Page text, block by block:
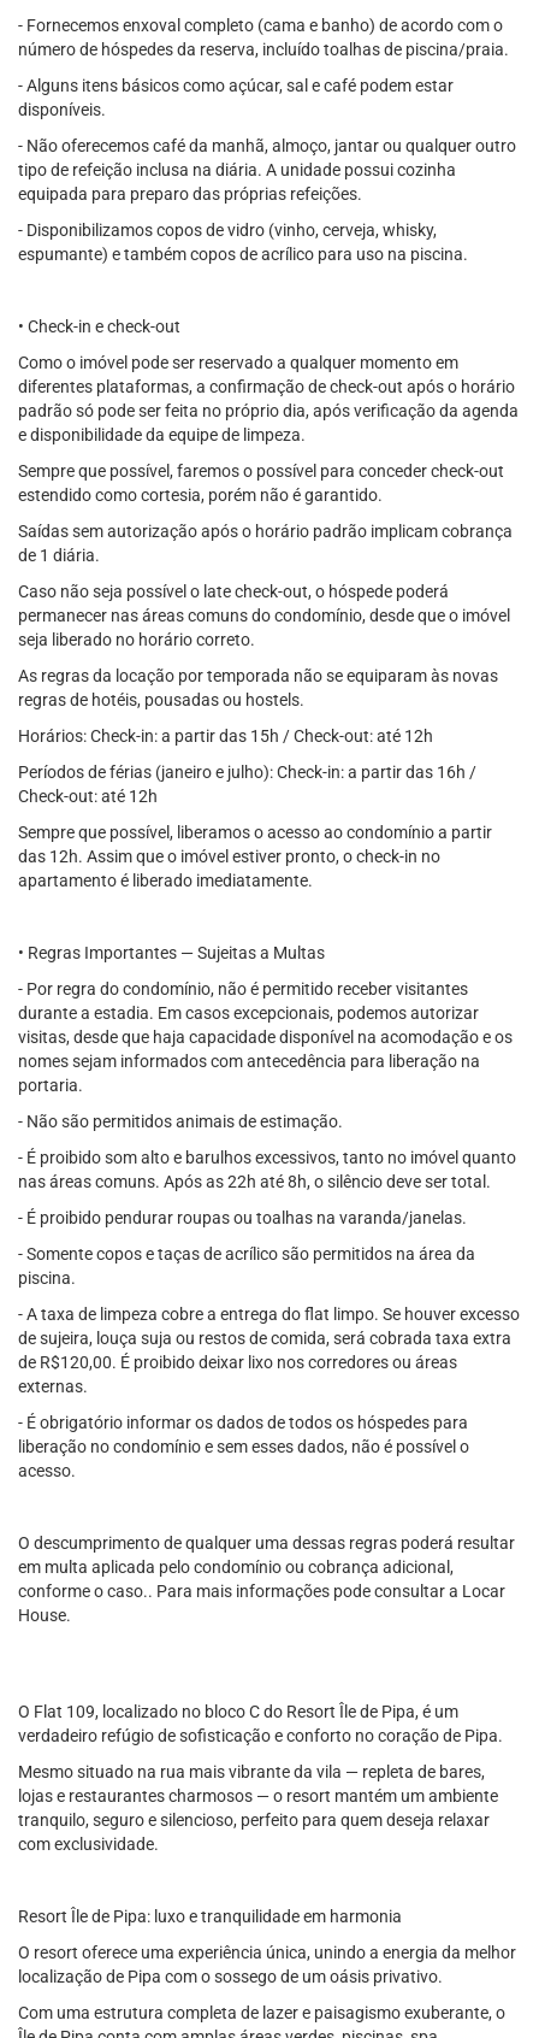
- Fornecemos enxoval completo (cama e banho) de acordo com o
número de hóspedes da reserva, incluído toalhas de piscina/praia.
- Alguns itens básicos como açúcar, sal e café podem estar
disponíveis.
- Não oferecemos café da manhã, almoço, jantar ou qualquer outro
tipo de refeição inclusa na diária. A unidade possui cozinha
equipada para preparo das próprias refeições.
- Disponibilizamos copos de vidro (vinho, cerveja, whisky,
espumante) e também copos de acrílico para uso na piscina.
• Check-in e check-out
Como o imóvel pode ser reservado a qualquer momento em
diferentes plataformas, a confirmação de check-out após o horário
padrão só pode ser feita no próprio dia, após verificação da agenda
e disponibilidade da equipe de limpeza.
Sempre que possível, faremos o possível para conceder check-out
estendido como cortesia, porém não é garantido.
Saídas sem autorização após o horário padrão implicam cobrança
de 1 diária.
Caso não seja possível o late check-out, o hóspede poderá
permanecer nas áreas comuns do condomínio, desde que o imóvel
seja liberado no horário correto.
As regras da locação por temporada não se equiparam às novas
regras de hotéis, pousadas ou hostels.
Horários: Check-in: a partir das 15h / Check-out: até 12h
Períodos de férias (janeiro e julho): Check-in: a partir das 16h /
Check-out: até 12h
Sempre que possível, liberamos o acesso ao condomínio a partir
das 12h. Assim que o imóvel estiver pronto, o check-in no
apartamento é liberado imediatamente.
• Regras Importantes — Sujeitas a Multas
- Por regra do condomínio, não é permitido receber visitantes
durante a estadia. Em casos excepcionais, podemos autorizar
visitas, desde que haja capacidade disponível na acomodação e os
nomes sejam informados com antecedência para liberação na
portaria.
- Não são permitidos animais de estimação.
- É proibido som alto e barulhos excessivos, tanto no imóvel quanto
nas áreas comuns. Após as 22h até 8h, o silêncio deve ser total.
- É proibido pendurar roupas ou toalhas na varanda/janelas.
- Somente copos e taças de acrílico são permitidos na área da
piscina.
- A taxa de limpeza cobre a entrega do flat limpo. Se houver excesso
de sujeira, louça suja ou restos de comida, será cobrada taxa extra
de R$120,00. É proibido deixar lixo nos corredores ou áreas
externas.
- É obrigatório informar os dados de todos os hóspedes para
liberação no condomínio e sem esses dados, não é possível o
acesso.
O descumprimento de qualquer uma dessas regras poderá resultar
em multa aplicada pelo condomínio ou cobrança adicional,
conforme o caso.. Para mais informações pode consultar a Locar
House.
O Flat 109, localizado no bloco C do Resort Île de Pipa, é um
verdadeiro refúgio de sofisticação e conforto no coração de Pipa.
Mesmo situado na rua mais vibrante da vila — repleta de bares,
lojas e restaurantes charmosos — o resort mantém um ambiente
tranquilo, seguro e silencioso, perfeito para quem deseja relaxar
com exclusividade.
Resort Île de Pipa: luxo e tranquilidade em harmonia
O resort oferece uma experiência única, unindo a energia da melhor
localização de Pipa com o sossego de um oásis privativo.
Com uma estrutura completa de lazer e paisagismo exuberante, o